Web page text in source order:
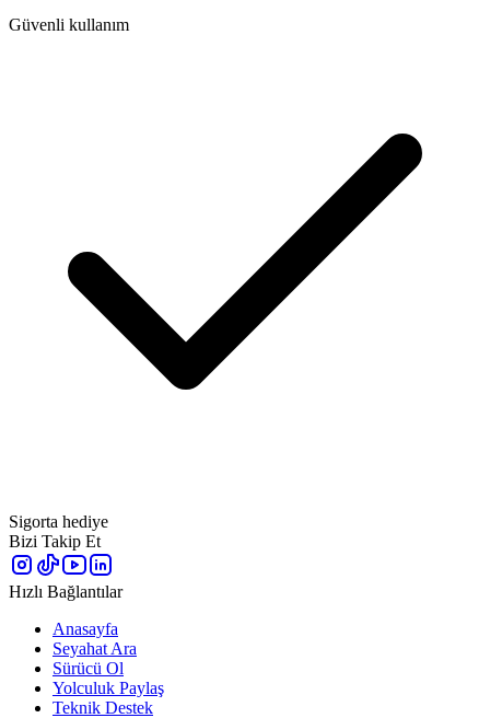
Güvenli kullanım
Sigorta hediye
Bizi Takip Et
Hızlı Bağlantılar
Anasayfa
Seyahat Ara
Sürücü Ol
Yolculuk Paylaş
Teknik Destek